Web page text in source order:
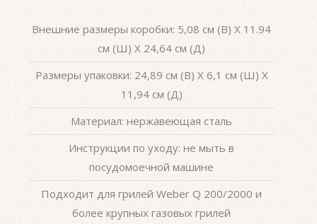
Внешние размеры коробки: 5,08 см (В) X 11.94
см (Ш) X 24,64 см (Д)
Размеры упаковки: 24,89 см (В) X 6,1 см (Ш) X
11,94 см (Д)
Материал: нержавеющая сталь
Инструкции по уходу: не мыть в
посудомоечной машине
Подходит для грилей Weber Q 200/2000 и
более крупных газовых грилей